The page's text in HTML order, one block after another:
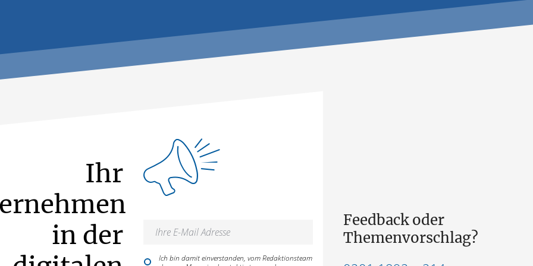
Ihr
in der
Ich bin damit einverstanden, vom Redaktionsteam
Feedback oder
Themenvorschlag?